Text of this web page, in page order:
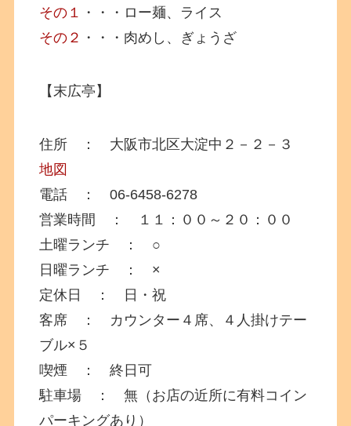
その１ ・・・ロー麺、ライス
その２ ・・・肉めし、ぎょうざ
【末広亭】
住所 ： 大阪市北区大淀中２－２－３
地図
電話 ： 06-6458-6278
営業時間 ： １１：００～２０：００
土曜ランチ ： ○
日曜ランチ ： ×
定休日 ： 日・祝
客席 ： カウンター４席、４人掛けテー
ブル×５
喫煙 ： 終日可
駐車場 ： 無（お店の近所に有料コイン
パーキングあり）